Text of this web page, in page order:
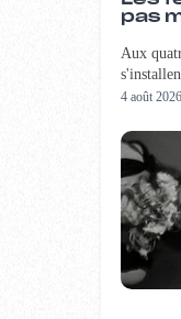
pas
Aux
4 août 2026